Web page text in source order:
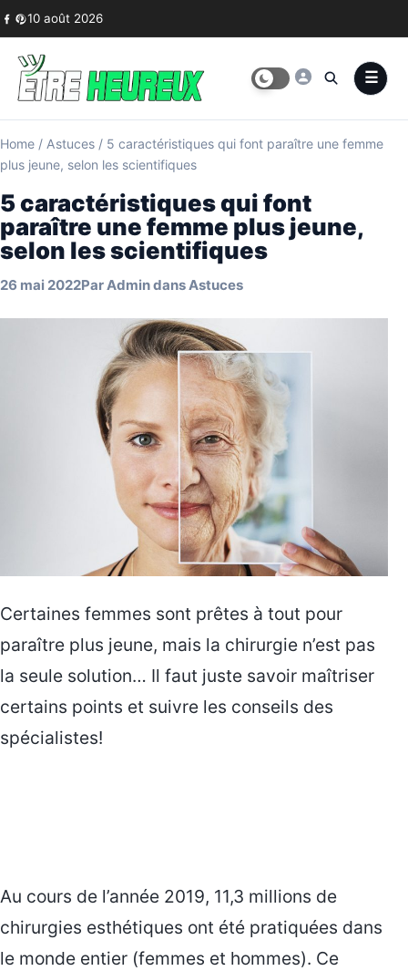
Skip to content
10 août 2026
Home / Astuces / 5 caractéristiques qui font paraître une femme
plus jeune, selon les scientifiques
5 caractéristiques qui font
paraître une femme plus jeune,
selon les scientifiques
26 mai 2022ParAdmindansAstuces
Certaines femmes sont prêtes à tout pour
paraître plus jeune, mais la chirurgie n’est pas
la seule solution… Il faut juste savoir maîtriser
certains points et suivre les conseils des
spécialistes!
Au cours de l’année 2019, 11,3 millions de
chirurgies esthétiques ont été pratiquées dans
le monde entier (femmes et hommes). Ce